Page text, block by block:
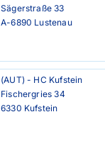
Sägerstraße 33
A-6890 Lustenau
(AUT) - HC Kufstein
Fischergries 34
6330 Kufstein